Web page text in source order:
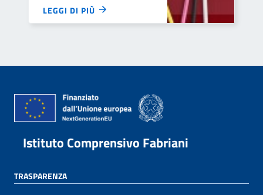
LEGGI DI PIÙ
Istituto Comprensivo Fabriani
TRASPARENZA